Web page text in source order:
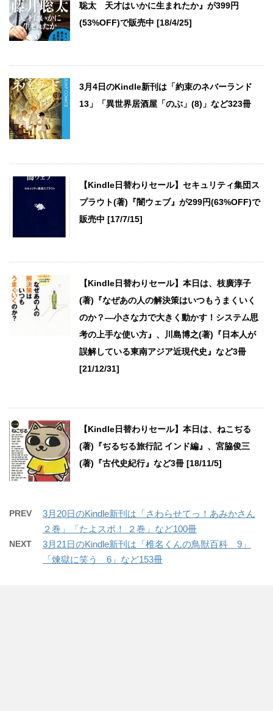
聡太 天才はいかに生まれたか』が399円
(53%OFF)で販売中 [18/4/25]
3月4日のKindle新刊は「約束のネバーランド
13」「異世界居酒屋「のぶ」(8)」など323冊
【Kindle日替わりセール】セキュリティ集団ス
プラウト(著)『闇ウェブ』が299円(63%OFF)で
販売中 [17/7/15]
【Kindle日替わりセール】本日は、枝廣淳子
(著)『なぜあの人の解決策はいつもうまくいく
のか？―小さな力で大きく動かす！システム思
考の上手な使い方』、川島博之(著)『日本人が
誤解している東南アジア近現代史』など3冊
[21/12/31]
【Kindle日替わりセール】本日は、ねこぢる
(著)『ぢるぢる旅行記 インド編』、宮脇俊三
(著)『古代史紀行』など3冊 [18/11/5]
PREV
3月20日のKindle新刊は「さわらせてっ！あみかさん
２巻」「たよスポ！ ２巻」など100冊
NEXT
3月21日のKindle新刊は「椎名くんの鳥獣百科 9」
「煉獄に笑う 6」など153冊